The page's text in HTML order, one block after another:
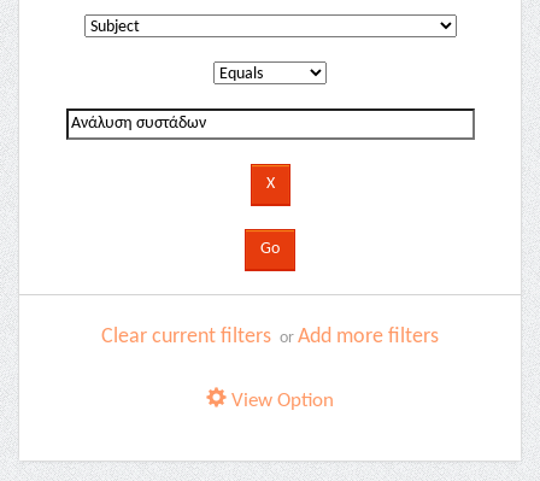
Clear current filters or Add more filters
View Option